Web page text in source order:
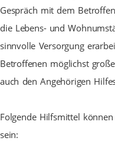
Gespräch mit dem
die Lebens- und
sinnvolle Versorgung
Betroffenen möglichst
auch den Angehörigen
Folgende Hilfsmittel
sein: